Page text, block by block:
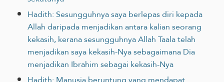
Hadith: Sesungguhnya saya berlepas diri kepada
Allah daripada menjadikan antara kalian seorang
kekasih, kerana sesungguhnya Allah Taala telah
menjadikan saya kekasih-Nya sebagaimana Dia
menjadikan Ibrahim sebagai kekasih-Nya